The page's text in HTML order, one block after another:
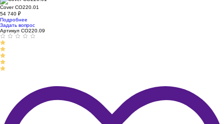
Cover CO220.01
54 740 ₽
Подробнее
Задать вопрос
Артикул CO220.09